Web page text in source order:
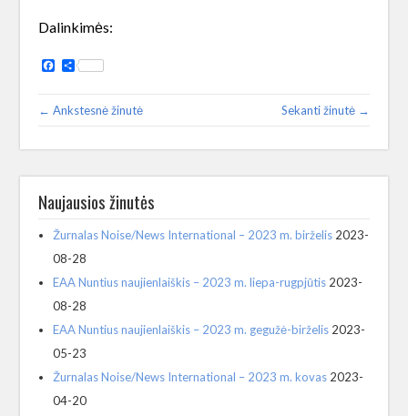
Dalinkimės:
Facebook
Share
← Ankstesnė žinutė Sekanti žinutė →
Naujausios žinutės
Žurnalas Noise/News International – 2023 m. birželis 2023-
08-28
EAA Nuntius naujienlaiškis – 2023 m. liepa-rugpjūtis 2023-
08-28
EAA Nuntius naujienlaiškis – 2023 m. gegužė-birželis 2023-
05-23
Žurnalas Noise/News International – 2023 m. kovas 2023-
04-20